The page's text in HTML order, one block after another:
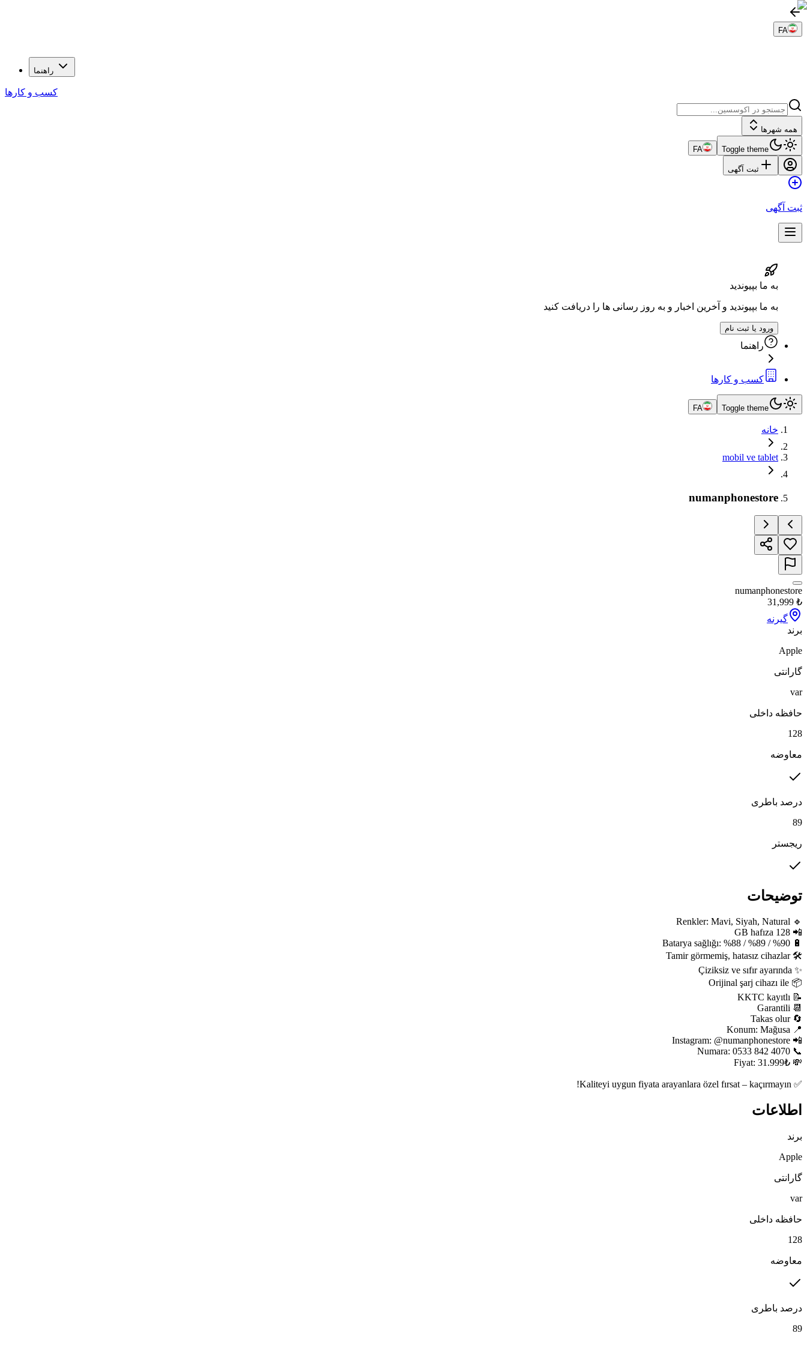
FA
راهنما
کسب و کارها
همه شهرها
Toggle theme
FA
ثبت آگهی
ثبت آگهی
به ما بپیوندید
به ما بپیوندید و آخرین اخبار و به روز رسانی ها را دریافت کنید
ورود یا ثبت نام
راهنما
کسب و کارها
Toggle theme
FA
خانه
mobil ve tablet
numanphonestore
numanphonestore
₺
31,999
گیرنه
برند
Apple
گارانتی
var
حافظه داخلی
128
معاوضه
درصد باطری
89
ریجستر
توضیحات
✅ Kaliteyi uygun fiyata arayanlara özel fırsat – kaçırmayın!
اطلاعات
برند
Apple
گارانتی
var
حافظه داخلی
128
معاوضه
درصد باطری
89